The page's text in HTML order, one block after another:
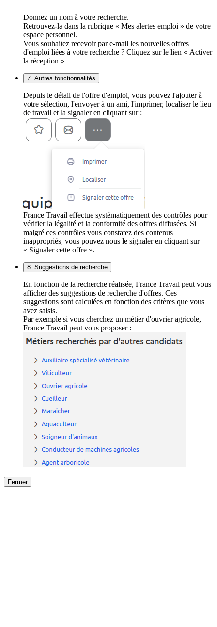
Donnez un nom à votre recherche.
Retrouvez-la dans la rubrique « Mes alertes emploi » de votre
espace personnel.
Vous souhaitez recevoir par e-mail les nouvelles offres
d'emploi liées à votre recherche ? Cliquez sur le lien « Activer
la réception ».
7. Autres fonctionnalités
Depuis le détail de l'offre d'emploi, vous pouvez l'ajouter à
votre sélection, l'envoyer à un ami, l'imprimer, localiser le lieu
de travail et la signaler en cliquant sur :
France Travail effectue systématiquement des contrôles pour
vérifier la légalité et la conformité des offres diffusées. Si
malgré ces contrôles vous constatez des contenus
inappropriés, vous pouvez nous le signaler en cliquant sur
« Signaler cette offre ».
8. Suggestions de recherche
En fonction de la recherche réalisée, France Travail peut vous
afficher des suggestions de recherche d'offres. Ces
suggestions sont calculées en fonction des critères que vous
avez saisis.
Par exemple si vous cherchez un métier d'ouvrier agricole,
France Travail peut vous proposer :
Fermer